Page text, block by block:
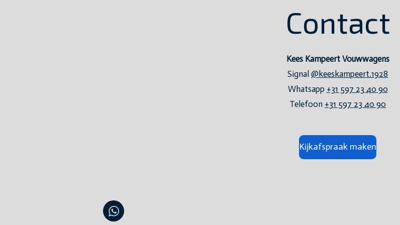
Contact
Kees Kampeert Vouwwagens
Signal @keeskampeert.1928
Whatsapp +31 597 23 40 90
Telefoon +31 597 23 40 90
Kijkafspraak maken